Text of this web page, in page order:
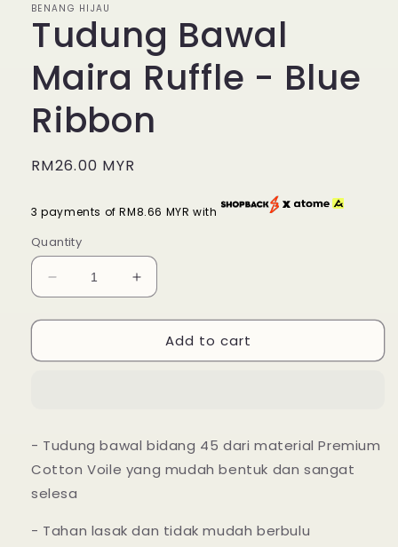
BENANG HIJAU
Tudung Bawal
Maira Ruffle - Blue
Ribbon
Regular
RM26.00 MYR
3 payments of RM8.66 MYR with
Quantity
Decrease
quantity
for
Bawal
Ribbon
Increase
quantity
for
Tudung
Bawal
Ribbon
Add to cart
- Tudung bawal bidang 45 dari material Premium
Cotton Voile yang mudah bentuk dan sangat
selesa
- Tahan lasak dan tidak mudah berbulu